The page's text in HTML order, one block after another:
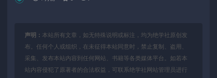
声明： 本站所有文章，如无特殊说明或标注，均为绝学社原创发
布。任何个人或组织，在未征得本站同意时，禁止复制、盗用、
采集、发布本站内容到任何网站、书籍等各类媒体平台。如若本
站内容侵犯了原著者的合法权益，可联系绝学社网站管理员进行